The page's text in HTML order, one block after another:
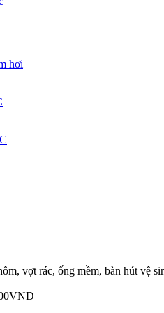
hơi
vợt rác, ống mềm, bàn hút vệ
VND